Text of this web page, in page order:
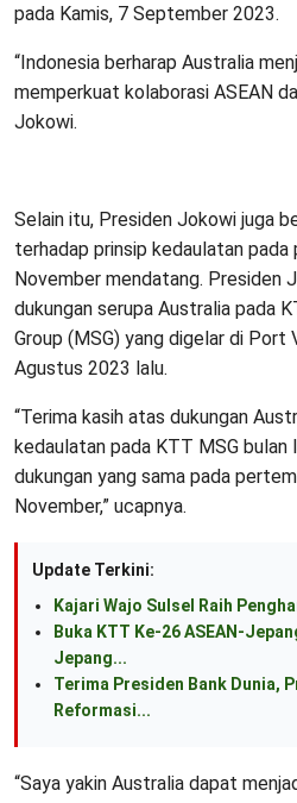
pada Kamis, 7 September 2023.
“Indonesia berharap Australia
memperkuat kolaborasi ASEAN
Jokowi.
Selain itu, Presiden Jokowi juga
terhadap prinsip kedaulatan pada
November mendatang. Presiden
dukungan serupa Australia pada
Group (MSG) yang digelar di Port
Agustus 2023 lalu.
“Terima kasih atas dukungan
kedaulatan pada KTT MSG bulan
dukungan yang sama pada
November,” ucapnya.
Update Terkini:
Kajari Wajo Sulsel Raih
Buka KTT Ke-26 ASEAN-
Jepang...
Terima Presiden Bank Dunia,
Reformasi...
“Saya yakin Australia dapat